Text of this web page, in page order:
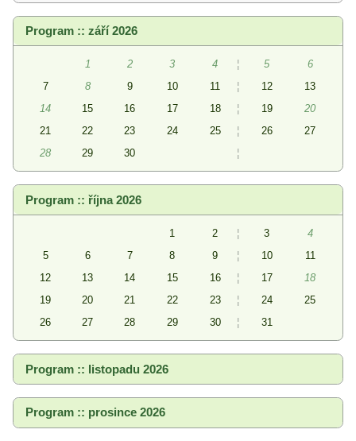
Program :: září 2026
1 2 3 4 ¦ 5
6
7
8 9 10 11 ¦ 12
13
14
15 16 17 18 ¦ 19
20
21
22 23 24 25 ¦ 26
27
28
29 30 ¦
Program :: října 2026
1 2 ¦ 3
4
5
6 7 8 9 ¦ 10
11
12
13 14 15 16 ¦ 17
18
19
20 21 22 23 ¦ 24
25
26
27 28 29 30 ¦ 31
Program :: listopadu 2026
Program :: prosince 2026